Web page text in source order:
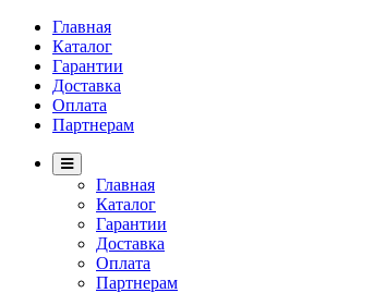
Главная
Каталог
Гарантии
Доставка
Оплата
Партнерам
Главная
Каталог
Гарантии
Доставка
Оплата
Партнерам